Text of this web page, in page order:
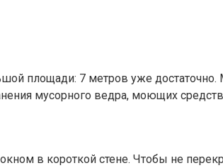
площади: 7 метров уже
мусорного ведра, моющих
в короткой стене. Чтобы не